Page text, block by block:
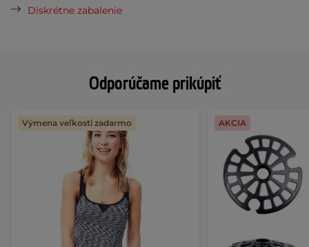
Odporúčame prikúpiť
Výmena veľkosti zadarmo AKCIA
Diskrétne zabalenie